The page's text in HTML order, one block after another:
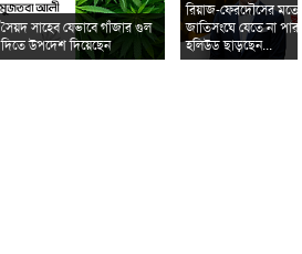
সৈয়দ সাহেব যেভাবে গাঁজার গুল
দিতে উপদেশ দিয়েছেন
রিয়াজ-ফেরদৌসের মতো
জাতিসংঘে যেতে না
হলিউড ছাড়ছেন...